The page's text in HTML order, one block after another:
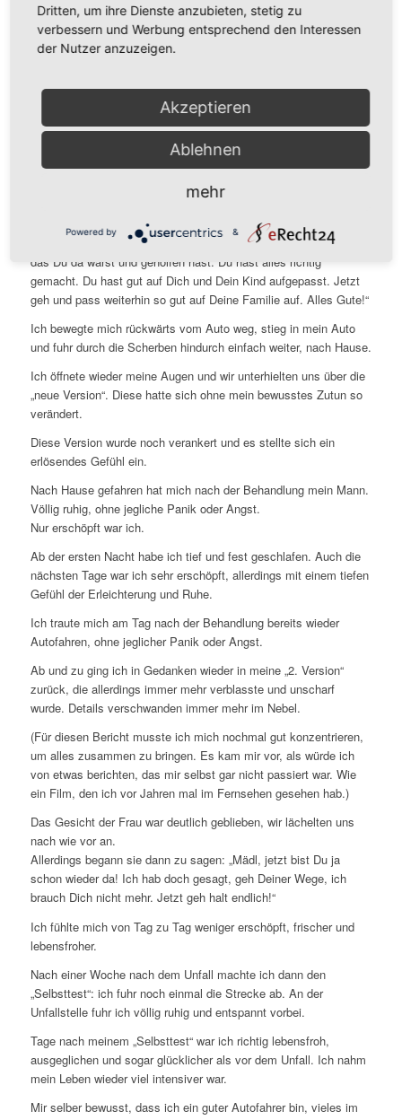
Gefühl, dass durch das Weinen und die bewussten Gedanken
eine Erleichterung stattfand. Ein „endlich-ist-es-raus“-Gefühl.
Doch es war anders. Es war jetzt wie ein „Film ohne Ton“. Ohne
Gefühle.
Ich fuhr – das Auto detoniert – fliegt über die Straße – der
Doch dann änderte sich der „Film“.
Die in Wirklichkeit bewusstlos gewesene Frau sah mich nun an,
ja, sie lächelte mir aus dem Auto zu. Sie sagte zu mir: „Danke,
das Du da warst und geholfen hast. Du hast alles richtig
gemacht. Du hast gut auf Dich und Dein Kind aufgepasst. Jetzt
geh und pass weiterhin so gut auf Deine Familie auf. Alles Gute!“
Ich bewegte mich rückwärts vom Auto weg, stieg in mein Auto
und fuhr durch die Scherben hindurch einfach weiter, nach Hause.
Ich öffnete wieder meine Augen und wir unterhielten uns über die
„neue Version“. Diese hatte sich ohne mein bewusstes Zutun so
verändert.
Diese Version wurde noch verankert und es stellte sich ein
erlösendes Gefühl ein.
Nach Hause gefahren hat mich nach der Behandlung mein Mann.
Völlig ruhig, ohne jegliche Panik oder Angst.
Nur erschöpft war ich.
Ab der ersten Nacht habe ich tief und fest geschlafen. Auch die
nächsten Tage war ich sehr erschöpft, allerdings mit einem tiefen
Gefühl der Erleichterung und Ruhe.
Ich traute mich am Tag nach der Behandlung bereits wieder
Autofahren, ohne jeglicher Panik oder Angst.
Ab und zu ging ich in Gedanken wieder in meine „2. Version“
zurück, die allerdings immer mehr verblasste und unscharf
wurde. Details verschwanden immer mehr im Nebel.
(Für diesen Bericht musste ich mich nochmal gut konzentrieren,
um alles zusammen zu bringen. Es kam mir vor, als würde ich
von etwas berichten, das mir selbst gar nicht passiert war. Wie
ein Film, den ich vor Jahren mal im Fernsehen gesehen hab.)
Das Gesicht der Frau war deutlich geblieben, wir lächelten uns
nach wie vor an.
Allerdings begann sie dann zu sagen: „Mädl, jetzt bist Du ja
schon wieder da! Ich hab doch gesagt, geh Deiner Wege, ich
brauch Dich nicht mehr. Jetzt geh halt endlich!“
Ich fühlte mich von Tag zu Tag weniger erschöpft, frischer und
lebensfroher.
Nach einer Woche nach dem Unfall machte ich dann den
„Selbsttest“: ich fuhr noch einmal die Strecke ab. An der
Unfallstelle fuhr ich völlig ruhig und entspannt vorbei.
Tage nach meinem „Selbsttest“ war ich richtig lebensfroh,
ausgeglichen und sogar glücklicher als vor dem Unfall. Ich nahm
mein Leben wieder viel intensiver war.
Mir selber bewusst, dass ich ein guter Autofahrer bin, vieles im
Dritten, um ihre Dienste anzubieten, stetig zu
verbessern und Werbung entsprechend den Interessen
der Nutzer anzuzeigen.
Akzeptieren
Ablehnen
mehr
Powered by &